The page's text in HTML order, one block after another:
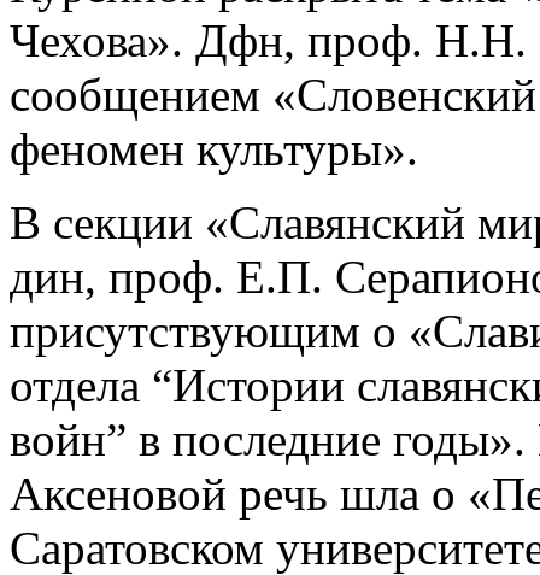
Чехова». Дфн, проф. Н.Н.
сообщением
феномен культуры».
В секции «Славянский
дин, проф. Е.П.
присутствующим о
отдела “Истории
войн” в последние
Аксеновой речь шла о
Саратовском